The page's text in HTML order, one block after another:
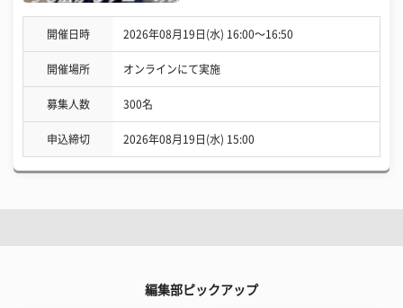
開催日時 2026年08月19日(水) 16:00〜16:50
開催場所 オンラインにて実施
募集人数 300名
申込締切 2026年08月19日(水) 15:00
編集部ピックアップ